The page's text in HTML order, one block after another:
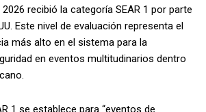
recibió la categoría SEAR 1 por parte
Este nivel de evaluación representa el
más alto en el sistema para la
en eventos multitudinarios dentro
1 se establece para “eventos de